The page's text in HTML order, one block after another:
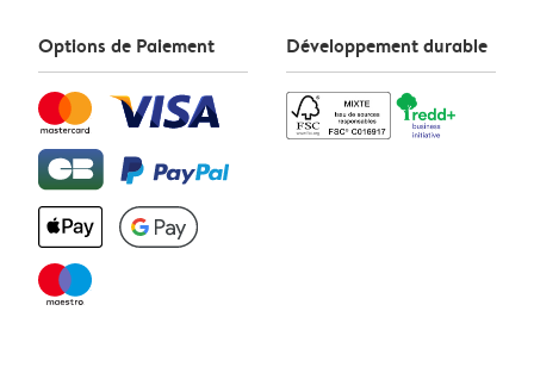
Options de Paiement Développement durable